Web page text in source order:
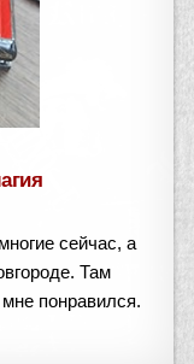
сейчас, а
Там
понравился.